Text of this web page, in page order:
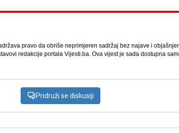
pravo da obriše neprimjeren sadržaj bez najave i
redakcije portala Vijesti.ba. Ova vijest je sada dostupna
Pridruži se diskusiji